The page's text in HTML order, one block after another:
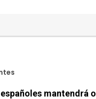
mantendrá o